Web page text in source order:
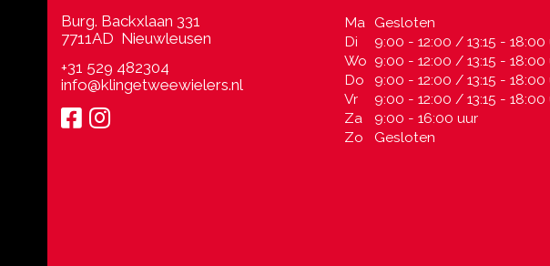
Burg. Backxlaan 331
7711AD Nieuwleusen
+31 529 482304
info@klingetweewielers.nl
Ma Gesloten
Di
9:00 - 12:00 / 13:15 - 18:00
Wo 9:00 - 12:00 / 13:15 - 18:00
Do
9:00 - 12:00 / 13:15 - 18:00
Vr
9:00 - 12:00 / 13:15 - 18:00
Za
9:00 - 16:00 uur
Zo
Gesloten